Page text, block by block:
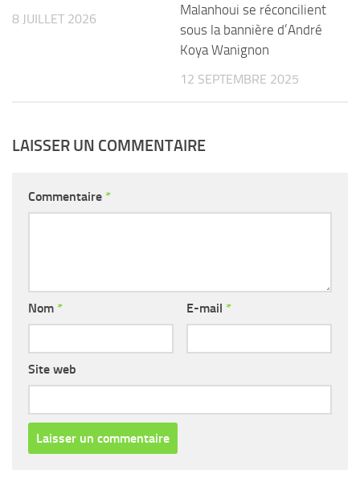
8 JUILLET 2026
Malanhoui se réconcilient
sous la bannière d’André
Koya Wanignon
12 SEPTEMBRE 2025
LAISSER UN COMMENTAIRE
Commentaire *
Nom * E-mail *
Site web